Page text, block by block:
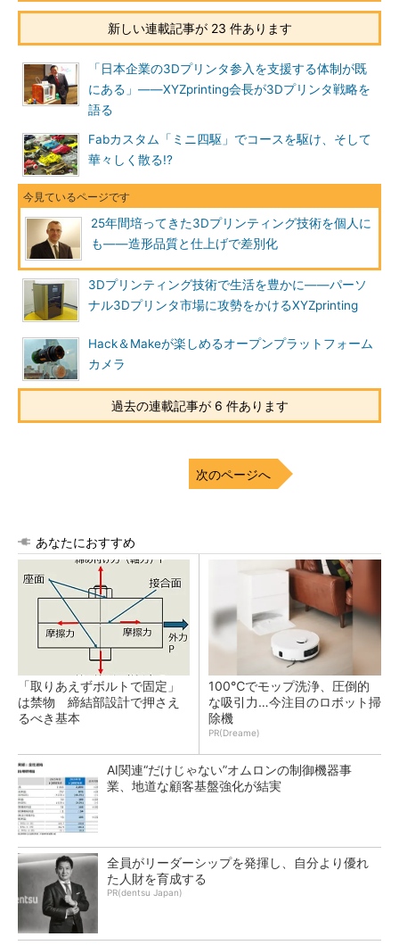
新しい連載記事が 23 件あります
「日本企業の3Dプリンタ参入を支援する体制が既
にある」――XYZprinting会長が3Dプリンタ戦略を
語る
Fabカスタム「ミニ四駆」でコースを駆け、そして
華々しく散る!?
25年間培ってきた3Dプリンティング技術を個人に
も――造形品質と仕上げで差別化
3Dプリンティング技術で生活を豊かに――パーソ
ナル3Dプリンタ市場に攻勢をかけるXYZprinting
Hack＆Makeが楽しめるオープンプラットフォーム
カメラ
過去の連載記事が 6 件あります
次のページへ
あなたにおすすめ
「取りあえずボルトで固定」
は禁物 締結部設計で押さえ
るべき基本
100℃でモップ洗浄、圧倒的
な吸引力…今注目のロボット掃
除機
PR(Dreame)
AI関連“だけじゃない”オムロンの制御機器事
業、地道な顧客基盤強化が結実
全員がリーダーシップを発揮し、自分より優れ
た人財を育成する
PR(dentsu Japan)